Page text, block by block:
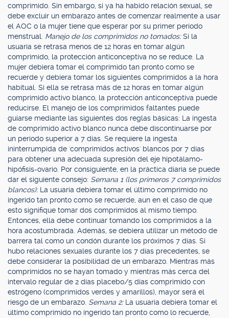
comprimido. Sin embargo, si ya ha habido relación sexual, se
debe excluir un embarazo antes de comenzar realmente a usar
el AOC o la mujer tiene que esperar por su primer período
menstrual. Manejo de los comprimidos no tomados:Si la
usuaria se retrasa menos de 12 horas en tomar algún
comprimido, la protección anticonceptiva no se reduce. La
mujer debiera tomar el comprimido tan pronto como se
recuerde y debiera tomar los siguientes comprimidos a la hora
habitual. Si ella se retrasa más de 12 horas en tomar algún
comprimido activo blanco, la protección anticonceptiva puede
reducirse. El manejo de los comprimidos faltantes puede
guiarse mediante las siguientes dos reglas básicas: La ingesta
de comprimido activo blanco nunca debe discontinuarse por
un período superior a 7 días. Se requiere la ingesta
ininterrumpida de 'comprimidos activos' blancos por 7 días
para obtener una adecuada supresión del eje hipotálamo-
hipófisis-ovario. Por consiguiente, en la práctica diaria se puede
dar el siguiente consejo: Semana 1 (los primeros 7 comprimidos
blancos): La usuaria debiera tomar el último comprimido no
ingerido tan pronto como se recuerde, aun en el caso de que
esto signifique tomar dos comprimidos al mismo tiempo.
Entonces, ella debe continuar tomando los comprimidos a la
hora acostumbrada. Además, se debiera utilizar un método de
barrera tal como un condón durante los próximos 7 días. Si
hubo relaciones sexuales durante los 7 días precedentes, se
debe considerar la posibilidad de un embarazo. Mientras más
comprimidos no se hayan tomado y mientras más cerca del
intervalo regular de 2 días placebo/5 días comprimido con
estrógeno (comprimidos verdes y amarillos), mayor será el
riesgo de un embarazo. Semana 2: La usuaria debiera tomar el
último comprimido no ingerido tan pronto como lo recuerde,